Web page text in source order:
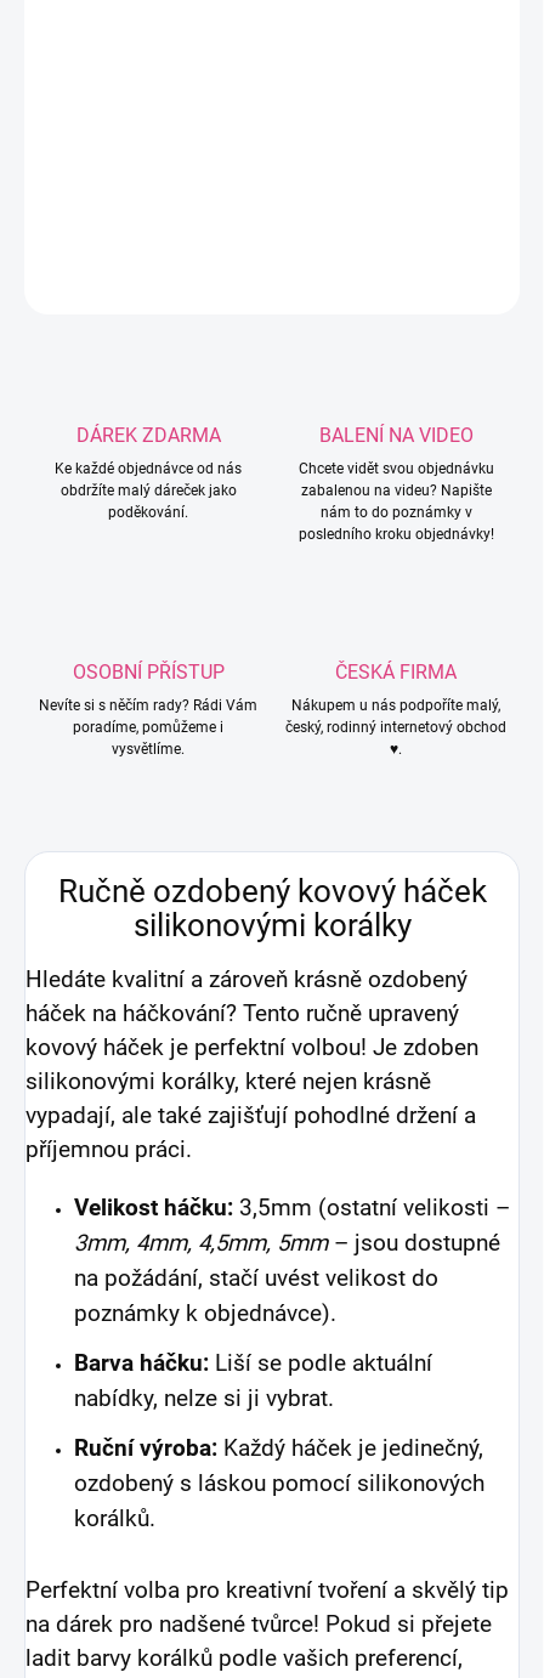
DÁREK ZDARMA
Ke každé objednávce od nás
obdržíte malý dáreček jako
poděkování.
BALENÍ NA VIDEO
Chcete vidět svou objednávku
zabalenou na videu? Napište
nám to do poznámky v
posledního kroku objednávky!
OSOBNÍ PŘÍSTUP
Nevíte si s něčím rady? Rádi Vám
poradíme, pomůžeme i
vysvětlíme.
ČESKÁ FIRMA
Nákupem u nás podpoříte malý,
český, rodinný internetový obchod
♥.
Ručně ozdobený kovový háček
silikonovými korálky
Hledáte kvalitní a zároveň krásně ozdobený
háček na háčkování? Tento ručně upravený
kovový háček je perfektní volbou! Je zdoben
silikonovými korálky, které nejen krásně
vypadají, ale také zajišťují pohodlné držení a
příjemnou práci.
Velikost háčku: 3,5mm (ostatní velikosti –
3mm, 4mm, 4,5mm, 5mm– jsou dostupné
na požádání, stačí uvést velikost do
poznámky k objednávce).
Barva háčku: Liší se podle aktuální
nabídky, nelze si ji vybrat.
Ruční výroba: Každý háček je jedinečný,
ozdobený s láskou pomocí silikonových
korálků.
Perfektní volba pro kreativní tvoření a skvělý tip
na dárek pro nadšené tvůrce! Pokud si přejete
ladit barvy korálků podle vašich preferencí,